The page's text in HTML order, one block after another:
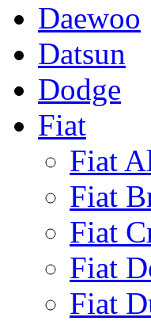
Daewoo
Datsun
Dodge
Fiat
Fiat
Fiat
Fiat
Fiat
Fiat